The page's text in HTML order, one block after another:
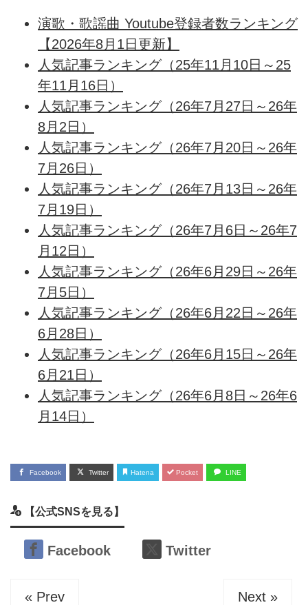
演歌・歌謡曲 Youtube登録者数ランキング
【2026年8月1日更新】
人気記事ランキング（25年11月10日～25
年11月16日）
人気記事ランキング（26年7月27日～26年
8月2日）
人気記事ランキング（26年7月20日～26年
7月26日）
人気記事ランキング（26年7月13日～26年
7月19日）
人気記事ランキング（26年7月6日～26年7
月12日）
人気記事ランキング（26年6月29日～26年
7月5日）
人気記事ランキング（26年6月22日～26年
6月28日）
人気記事ランキング（26年6月15日～26年
6月21日）
人気記事ランキング（26年6月8日～26年6
月14日）
Facebook Twitter Hatena Pocket LINE
【公式SNSを見る】
Facebook Twitter
« Prev Next »